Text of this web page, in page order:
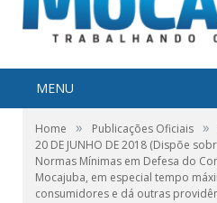
MENU
Home » Publicações Oficiais »
20 DE JUNHO DE 2018 (Dispõe
Normas Mínimas em Defesa do
Mocajuba, em especial tempo
consumidores e dá outras